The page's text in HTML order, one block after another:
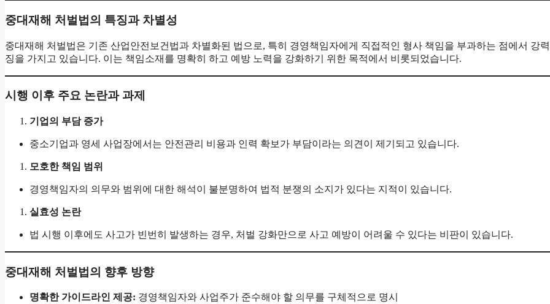
중대재해 처벌법의 특징과 차별성
중대재해 처벌법은 기존 산업안전보건법과 차별화된 법으로, 특히 경영책임자에게 직접적인 형사 책임을 부과하는 점에서 강
징을 가지고 있습니다. 이는 책임소재를 명확히 하고 예방 노력을 강화하기 위한 목적에서 비롯되었습니다.
시행 이후 주요 논란과 과제
기업의 부담 증가
중소기업과 영세 사업장에서는 안전관리 비용과 인력 확보가 부담이라는 의견이 제기되고 있습니다.
모호한 책임 범위
경영책임자의 의무와 범위에 대한 해석이 불분명하여 법적 분쟁의 소지가 있다는 지적이 있습니다.
실효성 논란
법 시행 이후에도 사고가 빈번히 발생하는 경우, 처벌 강화만으로 사고 예방이 어려울 수 있다는 비판이 있습니다.
중대재해 처벌법의 향후 방향
명확한 가이드라인 제공: 경영책임자와 사업주가 준수해야 할 의무를 구체적으로 명시